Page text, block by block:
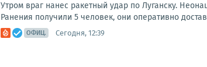
Утром враг нанес ракетный удар по Луганску.
Ранения получили 5 человек, они оперативно
ОФИЦ. Сегодня, 12:39